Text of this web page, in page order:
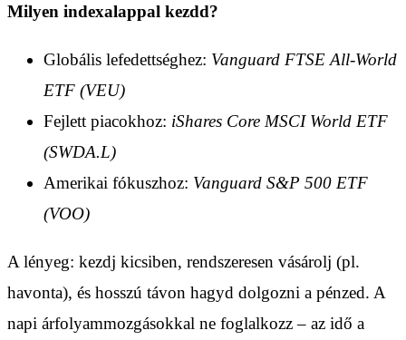
Milyen indexalappal kezdd?
Globális lefedettséghez: Vanguard FTSE All-World
ETF (VEU)
Fejlett piacokhoz: iShares Core MSCI World ETF
(SWDA.L)
Amerikai fókuszhoz: Vanguard S&P 500 ETF
(VOO)
A lényeg: kezdj kicsiben, rendszeresen vásárolj (pl.
havonta), és hosszú távon hagyd dolgozni a pénzed. A
napi árfolyammozgásokkal ne foglalkozz – az idő a